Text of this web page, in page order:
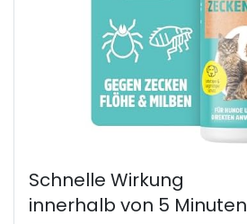
Schnelle Wirkung
innerhalb von 5 Minuten